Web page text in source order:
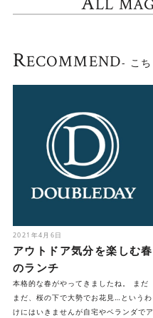
LL
RECOMMEND- こ
2021年4月6日
アウトドア気分を楽しむ春
のランチ
本格的な春がやってきましたね。 まだ
まだ、桜の下で大勢でお花見…というわ
けにはいきませんが自宅やベランダでア